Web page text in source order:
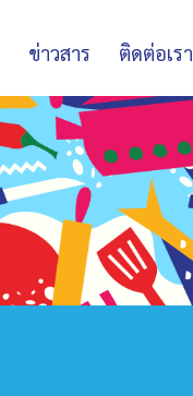
ข่าวสาร ติดต่อเรา